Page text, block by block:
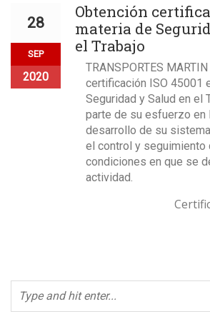
28
SEP
2020
Obtención
materia de
el Trabajo
TRANSPORTES
certificación ISO 45001
Seguridad y Salud en el
parte de su esfuerzo en
desarrollo de su
el control y seguimiento
condiciones en que se
actividad.